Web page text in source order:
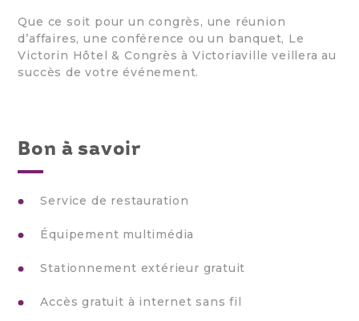
Que ce soit pour un congrès, une réunion
d’affaires, une conférence ou un banquet, Le
Victorin Hôtel & Congrès à Victoriaville veillera au
succès de votre événement.
Bon à savoir
Service de restauration
Équipement multimédia
Stationnement extérieur gratuit
Accès gratuit à internet sans fil